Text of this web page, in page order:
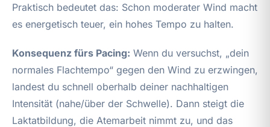
Praktisch bedeutet das: Schon moderater Wind macht
es energetisch teuer, ein hohes Tempo zu halten.
Konsequenz fürs Pacing: Wenn du versuchst, „dein
normales Flachtempo“ gegen den Wind zu erzwingen,
landest du schnell oberhalb deiner nachhaltigen
Intensität (nahe/über der Schwelle). Dann steigt die
Laktatbildung, die Atemarbeit nimmt zu, und das